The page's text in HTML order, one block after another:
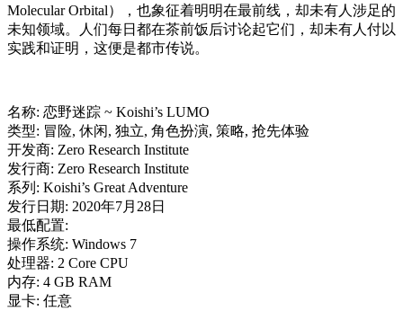
Molecular Orbital），也象征着明明在最前线，却未有人涉足的
未知领域。人们每日都在茶前饭后讨论起它们，却未有人付以
实践和证明，这便是都市传说。
名称: 恋野迷踪 ~ Koishi’s LUMO
类型: 冒险, 休闲, 独立, 角色扮演, 策略, 抢先体验
开发商: Zero Research Institute
发行商: Zero Research Institute
系列: Koishi’s Great Adventure
发行日期: 2020年7月28日
最低配置:
操作系统: Windows 7
处理器: 2 Core CPU
内存: 4 GB RAM
显卡: 任意